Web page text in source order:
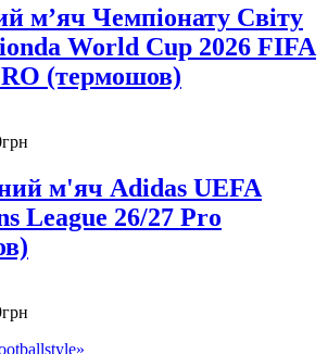
мʼяч Чемпіонату Світу
World Cup 2026 FIFA
(термошов)
грн
м'яч Adidas UEFA
League 26/27 Pro
грн